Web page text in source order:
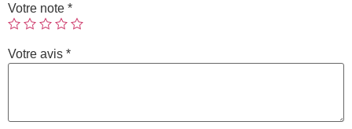
Votre note *
Votre avis *